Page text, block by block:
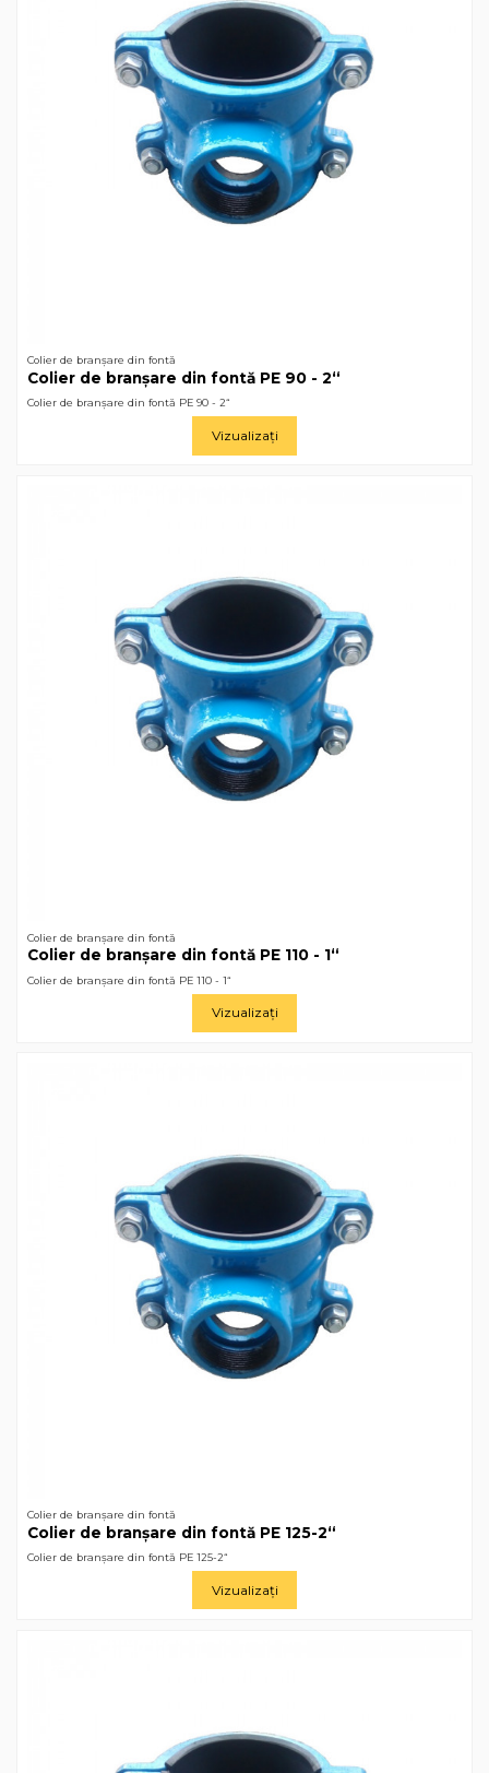
Colier de branșare din fontă
Colier de branșare din fontă РЕ 90 - 2“
Colier de branșare din fontă РЕ 90 - 2“
Vizualizați
Colier de branșare din fontă
Colier de branșare din fontă РЕ 110 - 1“
Colier de branșare din fontă РЕ 110 - 1“
Vizualizați
Colier de branșare din fontă
Colier de branșare din fontă РЕ 125-2“
Colier de branșare din fontă РЕ 125-2“
Vizualizați